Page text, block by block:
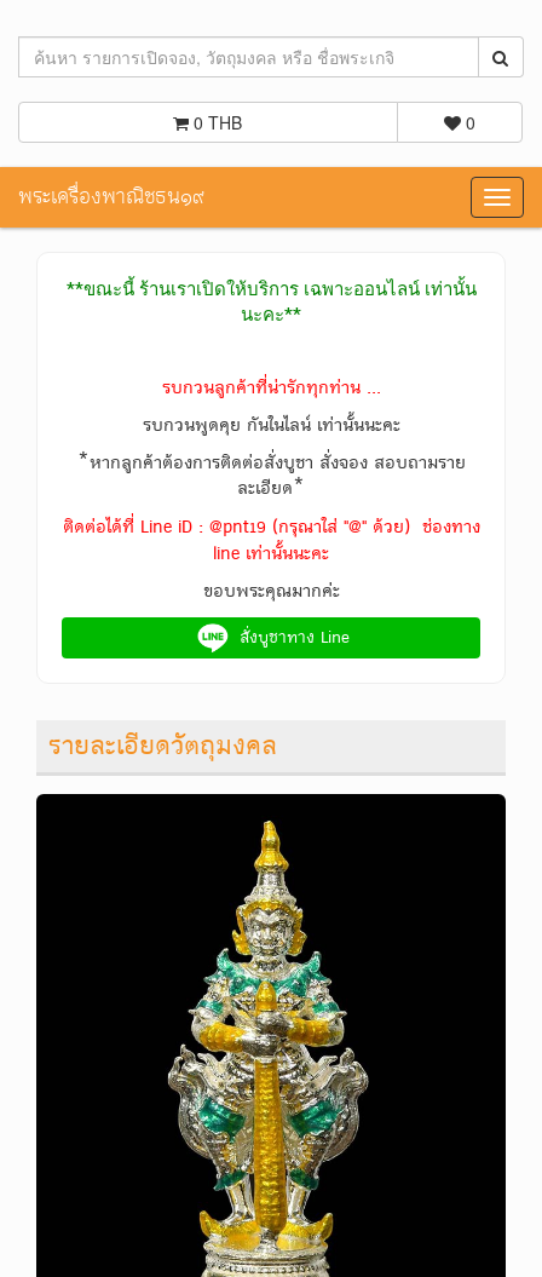
0 THB 0
พระเครื่องพาณิชธน๑๙
**ขณะนี้ ร้านเราเปิดให้บริการ เฉพาะออนไลน์ เท่านั้น
นะคะ**
รบกวนลูกค้าที่น่ารักทุกท่าน ...
รบกวนพูดคุย กันในไลน์ เท่านั้นนะคะ
*หากลูกค้าต้องการติดต่อสั่งบูชา สั่งจอง สอบถามราย
ละเอียด*
ติดต่อได้ที่ Line iD : @pnt19 (กรุณาใส่ "@" ด้วย) ช่องทาง
line เท่านั้นนะคะ
ขอบพระคุณมากค่ะ
สั่งบูชาทาง Line
รายละเอียดวัตถุมงคล